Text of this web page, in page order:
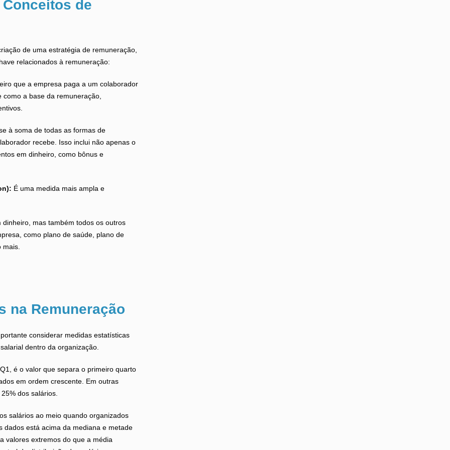
de
de uma estratégia de remuneração,
relacionados à remuneração:
que a empresa paga a um colaborador
a base da remuneração,
à soma de todas as formas de
recebe. Isso inclui não apenas o
em dinheiro, como bônus e
É uma medida mais ampla e
mas também todos os outros
como plano de saúde, plano de
na Remuneração
considerar medidas estatísticas
dentro da organização.
é o valor que separa o primeiro quarto
em ordem crescente. Em outras
dos salários.
salários ao meio quando organizados
dados está acima da mediana e metade
valores extremos do que a média